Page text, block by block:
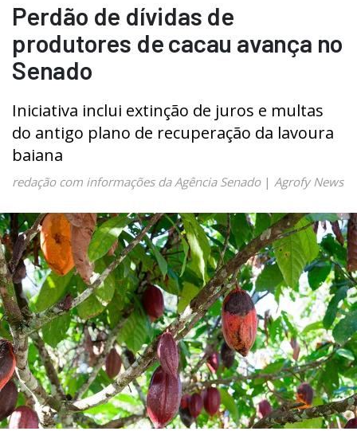
Perdão de dívidas de
produtores de cacau avança no
Senado
Iniciativa inclui extinção de juros e multas
do antigo plano de recuperação da lavoura
baiana
redação com informações da Agência Senado| Agrofy News